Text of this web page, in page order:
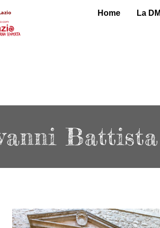
Home La
Battista